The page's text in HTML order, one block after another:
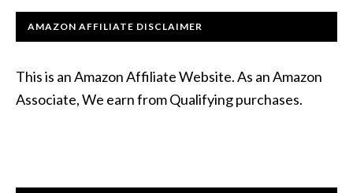
AMAZON AFFILIATE DISCLAIMER
This is an Amazon Affiliate Website. As an Amazon
Associate, We earn from Qualifying purchases.